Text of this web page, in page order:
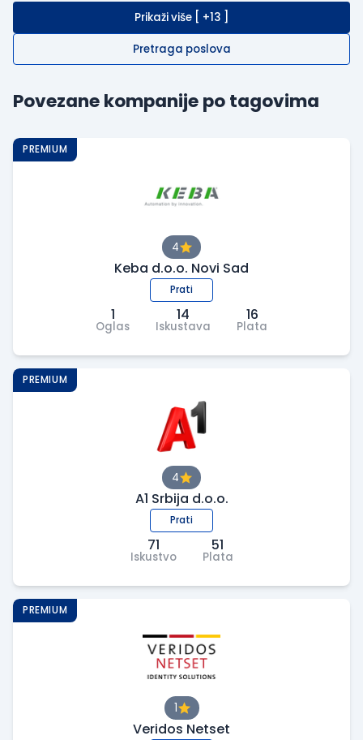
Prikaži više [ +13 ]
Pretraga poslova
Povezane kompanije po tagovima
4
Keba d.o.o. Novi Sad
Prati
1
Oglas
14
Iskustava
16
Plata
PREMIUM
4
A1 Srbija d.o.o.
Prati
71
Iskustvo
51
Plata
PREMIUM
1
Veridos Netset
PREMIUM